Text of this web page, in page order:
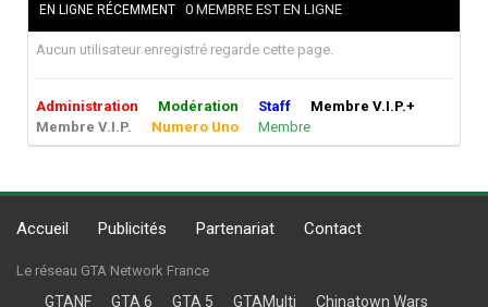
EN LIGNE RÉCEMMENT 0 MEMBRE EST EN LIGNE
Aucun utilisateur enregistré regarde cette page.
Administration Modération Staff
Membre V.I.P.+
Membre V.I.P.
Numero Uno Membre
Accueil Publicités Partenariat Contact
Le réseau GTA Network France
GTANF GTA 6 GTA 5 GTAMulti Chinatown Wars